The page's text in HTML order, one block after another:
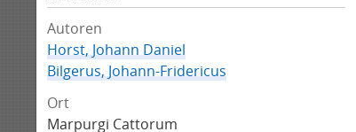
Autoren
Horst, Johann Daniel
Bilgerus, Johann-Fridericus
Ort
Marpurgi Cattorum